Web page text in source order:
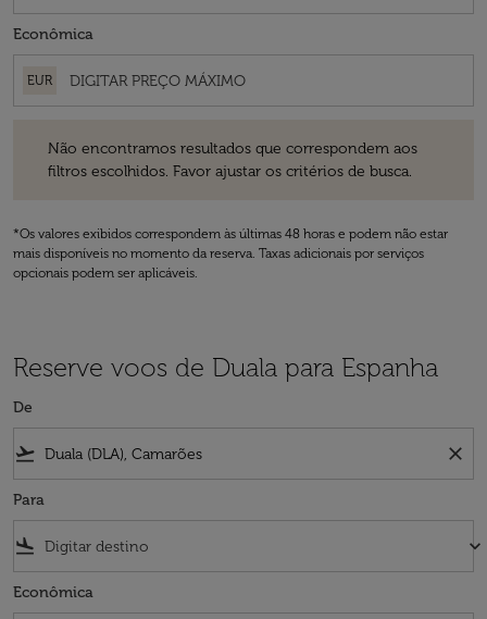
Econômica
EUR
Não encontramos resultados que correspondem aos
filtros escolhidos. Favor ajustar os critérios de busca.
*Os valores exibidos correspondem às últimas 48 horas e podem não estar
mais disponíveis no momento da reserva. Taxas adicionais por serviços
opcionais podem ser aplicáveis.
Reserve voos de Duala para Espanha
De
flight_takeoff close
Para
flight_land keyboard_arrow_down
Econômica